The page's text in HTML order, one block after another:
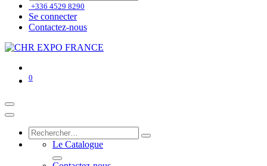
+336 4529 8290
Se connecter
Contactez-nous
0
Le Catalogue